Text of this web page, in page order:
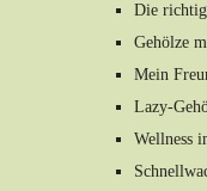
Die
Gehölze
Mein
Lazy-
Wellness